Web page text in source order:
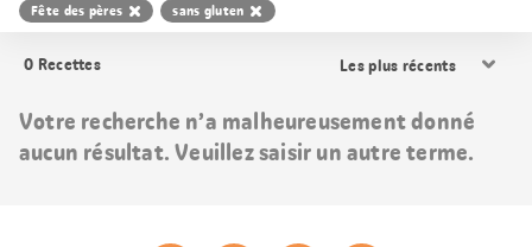
Fête des pères sans gluten
0 Recettes
les
Votre recherche n’a malheureusement donné
aucun résultat. Veuillez saisir un autre terme.